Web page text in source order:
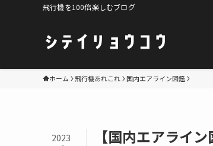
飛行機を100倍楽しむブログ
ホーム 飛行機あれこれ 国内エアライン図鑑
【国内エアライ
2023